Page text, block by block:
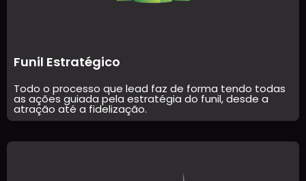
Funil Estratégico
Todo o processo que lead faz de forma tendo todas
as ações guiada pela estratégia do funil, desde a
atração até a fidelização.